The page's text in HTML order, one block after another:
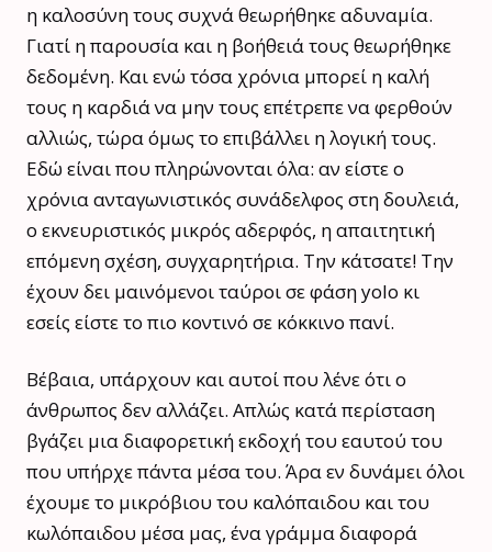
η καλοσύνη τους συχνά θεωρήθηκε αδυναμία.
Γιατί η παρουσία και η βοήθειά τους θεωρήθηκε
δεδομένη. Και ενώ τόσα χρόνια μπορεί η καλή
τους η καρδιά να μην τους επέτρεπε να φερθούν
αλλιώς, τώρα όμως το επιβάλλει η λογική τους.
Εδώ είναι που πληρώνονται όλα: αν είστε ο
χρόνια ανταγωνιστικός συνάδελφος στη δουλειά,
ο εκνευριστικός μικρός αδερφός, η απαιτητική
επόμενη σχέση, συγχαρητήρια. Την κάτσατε! Την
έχουν δει μαινόμενοι ταύροι σε φάση yolo κι
εσείς είστε το πιο κοντινό σε κόκκινο πανί.
Βέβαια, υπάρχουν και αυτοί που λένε ότι ο
άνθρωπος δεν αλλάζει. Απλώς κατά περίσταση
βγάζει μια διαφορετική εκδοχή του εαυτού του
που υπήρχε πάντα μέσα του. Άρα εν δυνάμει όλοι
έχουμε το μικρόβιου του καλόπαιδου και του
κωλόπαιδου μέσα μας, ένα γράμμα διαφορά